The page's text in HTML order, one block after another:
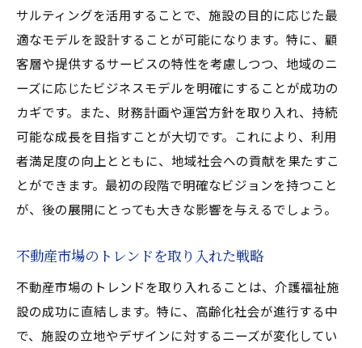
サルティングを活用することで、施設の目的に応じた最
適なモデルを設計することが可能になります。特に、顧
客層や提供するサービスの特性を考慮しつつ、地域のニ
ーズに応じたビジネスモデルを明確にすることが成功の
カギです。また、財務計画や運営方針を取り入れ、持続
可能な成長を目指すことが大切です。これにより、利用
者満足度の向上とともに、地域社会への貢献を果たすこ
とができます。最初の段階で明確なビジョンを持つこと
が、後の展開にとっても大きな影響を与えるでしょう。
不動産市場のトレンドを取り入れた戦略
不動産市場のトレンドを取り入れることは、介護福祉施
設の成功に直結します。特に、高齢化社会が進行する中
で、施設の立地やデザインに対するニーズが変化してい